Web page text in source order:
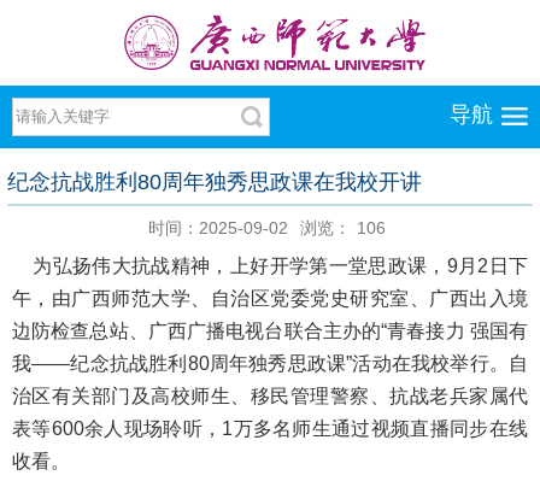
导航
纪念抗战胜利80周年独秀思政课在我校开讲
时间：2025-09-02 浏览： 106
为弘扬伟大抗战精神，上好开学第一堂思政课，9月2日下
午，由广西师范大学、自治区党委党史研究室、广西出入境
边防检查总站、广西广播电视台联合主办的“青春接力 强国有
我——纪念抗战胜利80周年独秀思政课”活动在我校举行。自
治区有关部门及高校师生、移民管理警察、抗战老兵家属代
表等600余人现场聆听，1万多名师生通过视频直播同步在线
收看。